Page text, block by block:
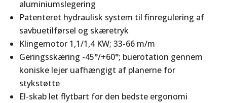
aluminiumslegering
Patenteret hydraulisk system til finregulering af
savbuetilførsel og skæretryk
Klingemotor 1,1/1,4 KW; 33-66 m/m
Geringsskæring -45°/+60°; buerotation gennem
koniske lejer uafhængigt af planerne for
stykstøtte
El-skab let flytbart for den bedste ergonomi